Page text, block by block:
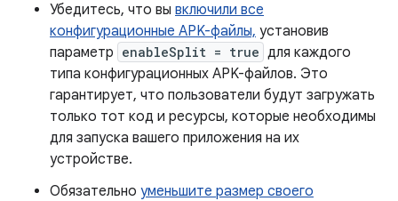
Убедитесь, что вы включили все
конфигурационные APK-файлы, установив
параметр enableSplit = true для каждого
типа конфигурационных APK-файлов. Это
гарантирует, что пользователи будут загружать
только тот код и ресурсы, которые необходимы
для запуска вашего приложения на их
устройстве.
Обязательно уменьшите размер своего